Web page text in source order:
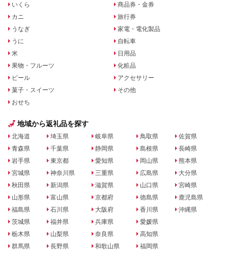
いくら
カニ
うなぎ
うに
米
果物・フルーツ
ビール
菓子・スイーツ
おせち
商品券・金券
旅行券
家電・電化製品
自転車
日用品
化粧品
アクセサリー
その他
地域から返礼品を探す
北海道
青森県
岩手県
宮城県
秋田県
山形県
福島県
茨城県
栃木県
群馬県
埼玉県
千葉県
東京都
神奈川県
新潟県
富山県
石川県
福井県
山梨県
長野県
岐阜県
静岡県
愛知県
三重県
滋賀県
京都府
大阪府
兵庫県
奈良県
和歌山県
鳥取県
島根県
岡山県
広島県
山口県
徳島県
香川県
愛媛県
高知県
福岡県
佐賀県
長崎県
熊本県
大分県
宮崎県
鹿児島県
沖縄県